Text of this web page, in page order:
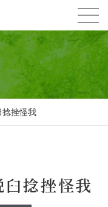
捻挫怪我
捻挫怪我